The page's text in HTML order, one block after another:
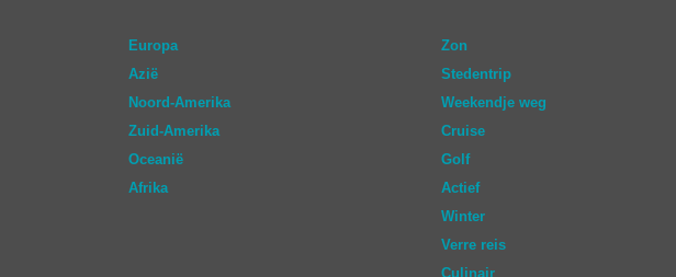
Europa
Azië
Noord-Amerika
Zuid-Amerika
Oceanië
Afrika
Zon
Stedentrip
Weekendje weg
Cruise
Golf
Actief
Winter
Verre reis
Culinair